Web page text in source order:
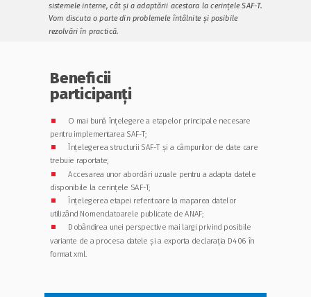
Beneficii
participanți
⏹
O mai bună înțelegere a etapelor principale necesare
pentru implementarea SAF-T;
⏹
Înțelegerea structurii SAF-T și a câmpurilor de date care
trebuie raportate;
⏹ Accesarea unor abordări uzuale pentru a adapta datele
disponibile la cerințele SAF-T;
⏹
Înțelegerea etapei referitoare la maparea datelor
utilizând Nomenclatoarele publicate de ANAF;
⏹
Dobândirea unei perspective mai largi privind posibile
variante de a procesa datele și a exporta declarația D406 în
format xml.
sistemele interne, cât și a adaptării acestora la cerințele SAF-T.
Vom discuta o parte din problemele întâlnite și posibile
rezolvări în practică.